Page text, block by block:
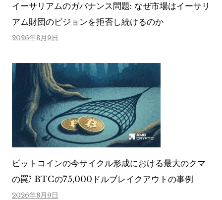
イーサリアムのガバナンス問題: なぜ市場はイーサリ
アム財団のビジョンを拒否し続けるのか
2026年8月9日
ビットコインの今サイクル形成における最大のクマ
の罠? BTCの75,000ドルブレイクアウトの事例
2026年8月9日